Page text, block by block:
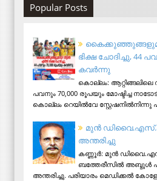
Popular Posts
ഭിക്ഷ ചോദിച്ചു, 44
കവർന്നു
കൊല്ലം: ആറ്റിങ്ങലിലെ
പവനും 70,000 രൂപയും മോഷ്ടിച്ച
കൊല്ലം റെയിൽവേ സ്റ്റേഷനിൽനിന്നു
മുന്‍
അന്തരിച്ചു
കണ്ണൂര്‍: മുന്‍
ബത്തേരീസില്‍ അബ്ദുള്‍
അന്തരിച്ചു. പരിയാരം മെഡിക്കല്‍